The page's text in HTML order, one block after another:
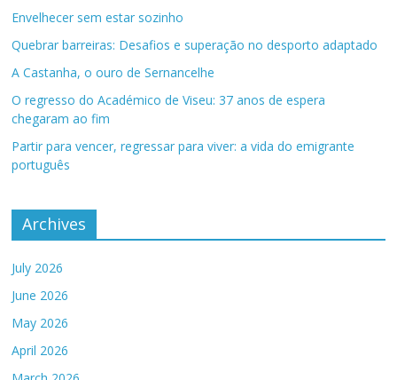
Envelhecer sem estar sozinho
Quebrar barreiras: Desafios e superação no desporto adaptado
A Castanha, o ouro de Sernancelhe
O regresso do Académico de Viseu: 37 anos de espera
chegaram ao fim
Partir para vencer, regressar para viver: a vida do emigrante
português
Archives
July 2026
June 2026
May 2026
April 2026